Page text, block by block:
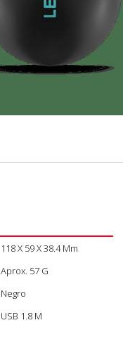
118 X 59 X 38.4 Mm
Aprox. 57 G
Negro
USB 1.8 M